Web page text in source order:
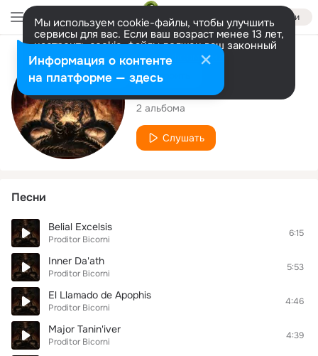
Войти
Мы используем cookie-файлы, чтобы улучшить
сервисы для вас. Если ваш возраст менее 13 лет,
настроить cookie-файлы должен ваш законный
представитель. Больше информации
Разрешить все Настроить
Исполнитель
Proditor Bicorni
2 альбома
Слушать
Песни
Belial Excelsis
Proditor Bicorni
6:15
Inner Da'ath
Proditor Bicorni
5:53
El Llamado de Apophis
Proditor Bicorni
4:46
Major Tanin'iver
Proditor Bicorni
4:39
Информация о контенте
на платформе — здесь